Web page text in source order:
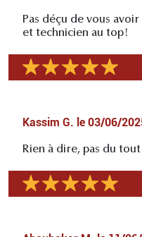
Pas déçu de vous
et technicien au top!
Kassim G. le 03/06/
Rien à dire, pas du